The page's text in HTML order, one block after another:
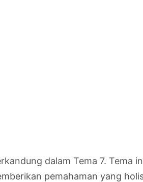
dalam Tema 7. Tema
pemahaman yang